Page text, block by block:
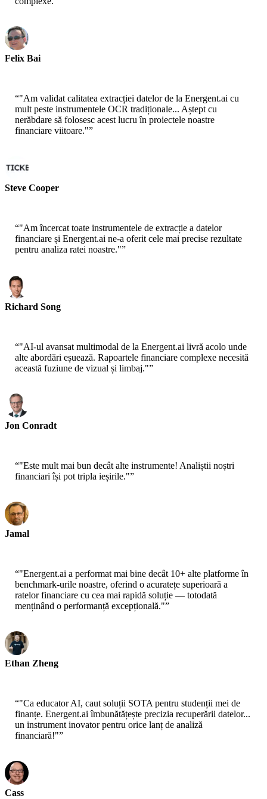
Felix Bai
“"Am validat calitatea extracției datelor de la Energent.ai cu
mult peste instrumentele OCR tradiționale... Aștept cu
nerăbdare să folosesc acest lucru în proiectele noastre
financiare viitoare."”
Steve Cooper
“"Am încercat toate instrumentele de extracție a datelor
financiare și Energent.ai ne-a oferit cele mai precise rezultate
pentru analiza ratei noastre."”
Richard Song
“"AI-ul avansat multimodal de la Energent.ai livră acolo unde
alte abordări eșuează. Rapoartele financiare complexe necesită
această fuziune de vizual și limbaj."”
Jon Conradt
“"Este mult mai bun decât alte instrumente! Analiștii noștri
financiari își pot tripla ieșirile."”
Jamal
“"Energent.ai a performat mai bine decât 10+ alte platforme în
benchmark-urile noastre, oferind o acuratețe superioară a
ratelor financiare cu cea mai rapidă soluție — totodată
menținând o performanță excepțională."”
Ethan Zheng
“"Ca educator AI, caut soluții SOTA pentru studenții mei de
finanțe. Energent.ai îmbunătățește precizia recuperării datelor...
un instrument inovator pentru orice lanț de analiză
financiară!"”
Cass